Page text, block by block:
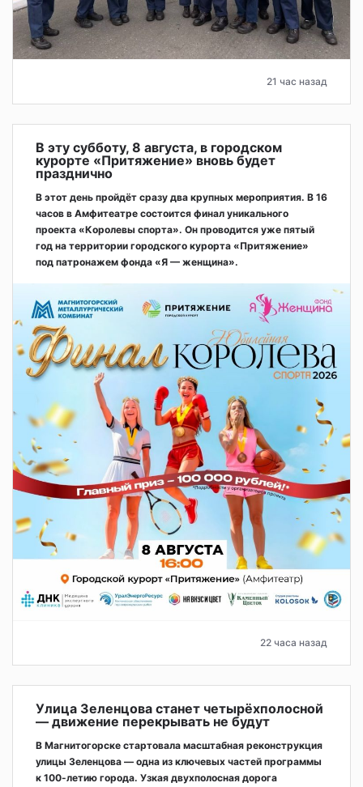
21 час назад
В эту субботу, 8 августа, в городском
курорте «Притяжение» вновь будет
празднично
В этот день пройдёт сразу два крупных мероприятия. В 16
часов в Амфитеатре состоится финал уникального
проекта «Королевы спорта». Он проводится уже пятый
год на территории городского курорта «Притяжение»
под патронажем фонда «Я — женщина».
22 часа назад
Улица Зеленцова станет четырёхполосной
— движение перекрывать не будут
В Магнитогорске стартовала масштабная реконструкция
улицы Зеленцова — одна из ключевых частей программы
к 100-летию города. Узкая двухполосная дорога